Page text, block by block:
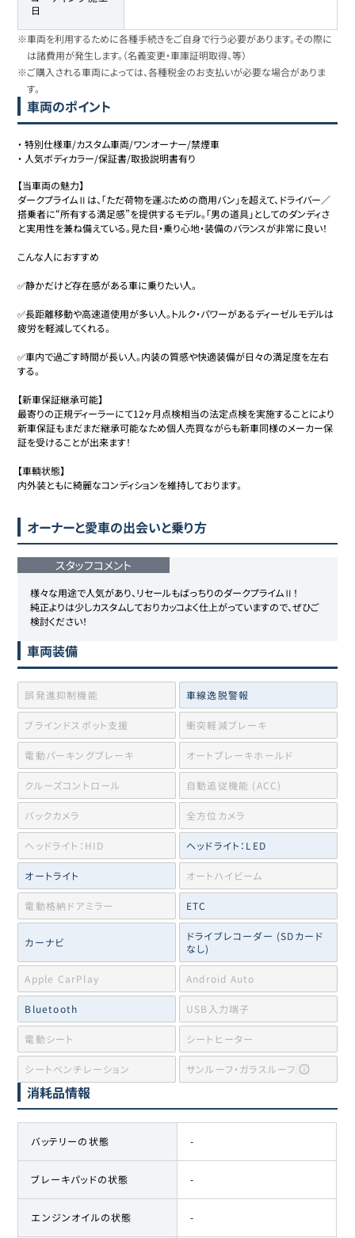
日
※車両を利用するために各種手続きをご自身で行う必要があります。その際に
は諸費用が発生します。（名義変更・車庫証明取得、等）
※ご購入される車両によっては、各種税金のお支払いが必要な場合がありま
す。
車両のポイント
・特別仕様車/カスタム車両/ワンオーナー/禁煙車
・ 人気ボディカラー/保証書/取扱説明書有り
【当車両の魅力】
ダークプライムⅡは、「ただ荷物を運ぶための商用バン」を超えて、ドライバー／
搭乗者に“所有する満足感”を提供するモデル。「男の道具」としてのダンディさ
と実用性を兼ね備えている。見た目・乗り心地・装備のバランスが非常に良い！
こんな人におすすめ
✅静かだけど存在感がある車に乗りたい人。
✅長距離移動や高速道使用が多い人。トルク・パワーがあるディーゼルモデルは
疲労を軽減してくれる。
✅車内で過ごす時間が長い人。内装の質感や快適装備が日々の満足度を左右
する。
【新車保証継承可能】
最寄りの正規ディーラーにて12ヶ月点検相当の法定点検を実施することにより
新車保証もまだまだ継承可能なため個人売買ながらも新車同様のメーカー保
証を受けることが出来ます！
【車輌状態】
内外装ともに綺麗なコンディションを維持しております。
オーナーと愛車の出会いと乗り方
スタッフコメント
様々な用途で人気があり、リセールもばっちりのダークプライムⅡ！
純正よりは少しカスタムしておりカッコよく仕上がっていますので、ぜひご
検討ください！
車両装備
誤発進抑制機能 車線逸脱警報
ブラインドスポット支援 衝突軽減ブレーキ
電動パーキングブレーキ オートブレーキホールド
クルーズコントロール 自動追従機能 (ACC)
バックカメラ 全方位カメラ
ヘッドライト：HID ヘッドライト：LED
オートライト オートハイビーム
電動格納ドアミラー ETC
カーナビ
ドライブレコーダー (SDカード
なし)
Apple CarPlay Android Auto
Bluetooth USB入力端子
電動シート シートヒーター
シートベンチレーション サンルーフ・ガラスルーフ
消耗品情報
バッテリーの状態 -
ブレーキパッドの状態 -
エンジンオイルの状態 -